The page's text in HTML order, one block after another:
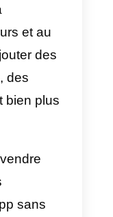
nous
sur la
qu’elle figure
avant la
nous
et de